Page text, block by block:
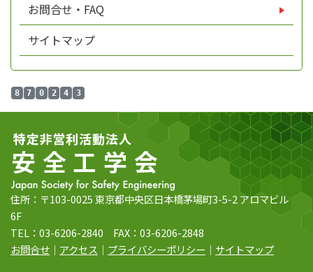
お問合せ・FAQ
サイトマップ
8 7 0 2 4 3
住所：〒103-0025 東京都中央区日本橋茅場町3-5-2 アロマビル
6F
TEL：03-6206-2840 FAX：03-6206-2848
お問合せ ｜ アクセス ｜ プライバシーポリシー ｜ サイトマップ